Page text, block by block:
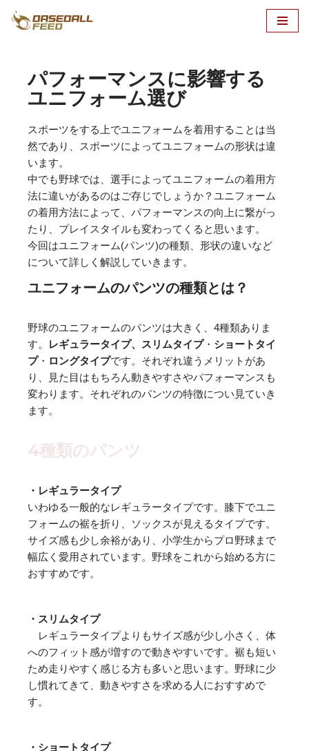
パフォーマンスに影響する
ユニフォーム選び
スポーツをする上でユニフォームを着用することは当
然であり、スポーツによってユニフォームの形状は違
います。
中でも野球では、選手によってユニフォームの着用方
法に違いがあるのはご存じでしょうか？ユニフォーム
の着用方法によって、パフォーマンスの向上に繋がっ
たり、プレイスタイルも変わってくると思います。
今回はユニフォーム(パンツ)の種類、形状の違いなど
について詳しく解説していきます。
ユニフォームのパンツの種類とは？
野球のユニフォームのパンツは大きく、4種類ありま
す。
レギュラータイプ、スリムタイプ・ ショートタイ
プ・ ロングタイプです。それぞれ違うメリットがあ
り、見た目はもちろん動きやすさやパフォーマンスも
変わります。それぞれのパンツの特徴につい見ていき
ます。
4種類のパンツ
・レギュラータイプ
いわゆる一般的なレギュラータイプです。膝下でユニ
フォームの裾を折り、ソックスが見えるタイプです。
サイズ感も少し余裕があり、小学生からプロ野球まで
幅広く愛用されています。野球をこれから始める方に
おすすめです。
・スリムタイプ
レギュラータイプよりもサイズ感が少し小さく、体
へのフィット感が増すので動きやすいです。裾も短い
ため走りやすく感じる方も多いと思います。野球に少
し慣れてきて、動きやすさを求める人におすすめで
す。
・ショートタイプ